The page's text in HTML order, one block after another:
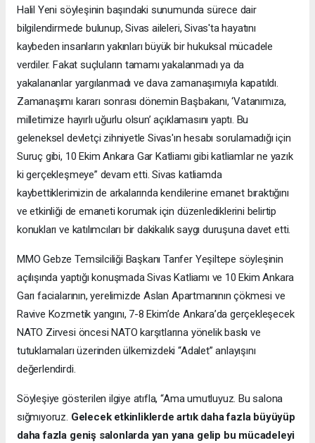
Halil Yeni söyleşinin başındaki sunumunda sürece dair
bilgilendirmede bulunup, Sivas aileleri, Sivas'ta hayatını
kaybeden insanların yakınları büyük bir hukuksal mücadele
verdiler. Fakat suçluların tamamı yakalanmadı ya da
yakalananlar yargılanmadı ve dava zamanaşımıyla kapatıldı.
Zamanaşımı kararı sonrası dönemin Başbakanı, ‘Vatanımıza,
milletimize hayırlı uğurlu olsun’ açıklamasını yaptı. Bu
geleneksel devletçi zihniyetle Sivas'ın hesabı sorulamadığı için
Suruç gibi, 10 Ekim Ankara Gar Katliamı gibi katliamlar ne yazık
ki gerçekleşmeye” devam etti. Sivas katliamda
kaybettiklerimizin de arkalarında kendilerine emanet bıraktığını
ve etkinliği de emaneti korumak için düzenlediklerini belirtip
konukları ve katılımcıları bir dakikalık saygı duruşuna davet etti.
MMO Gebze Temsilciliği Başkanı Tanfer Yeşiltepe söyleşinin
açılışında yaptığı konuşmada Sivas Katliamı ve 10 Ekim Ankara
Garı facialarının, yerelimizde Aslan Apartmanının çökmesi ve
Ravive Kozmetik yangını, 7-8 Ekim’de Ankara’da gerçekleşecek
NATO Zirvesi öncesi NATO karşıtlarına yönelik baskı ve
tutuklamaları üzerinden ülkemizdeki “Adalet” anlayışını
değerlendirdi.
Söyleşiye gösterilen ilgiye atıfla, “Ama umutluyuz. Bu salona
sığmıyoruz. Gelecek etkinliklerde artık daha fazla büyüyüp
daha fazla geniş salonlarda yan yana gelip bu mücadeleyi